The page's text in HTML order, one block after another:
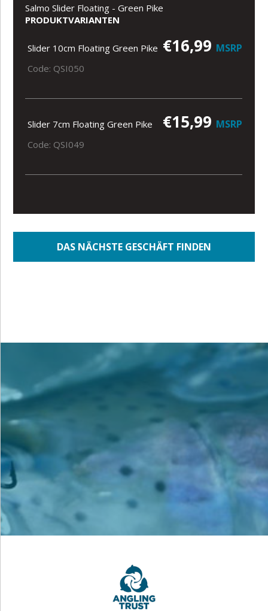
Salmo Slider Floating - Green Pike
PRODUKTVARIANTEN
Slider 10cm Floating Green Pike €16,99 MSRP
Code: QSI050
Slider 7cm Floating Green Pike €15,99 MSRP
Code: QSI049
DAS NÄCHSTE GESCHÄFT FINDEN